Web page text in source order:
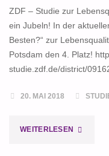
FÜR
ZDF – Studie zur
ein Jubeln! In der
Besten?“ zur
Potsdam den 4. Platz!
studie.zdf.de/district/
20. MAI 2018
WEITERLESEN "PLATZ